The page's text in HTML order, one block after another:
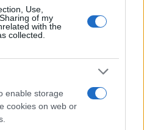
Use,
of my
with the
collected.
enable storage
cookies on web or
che hanno
figli e vita privata